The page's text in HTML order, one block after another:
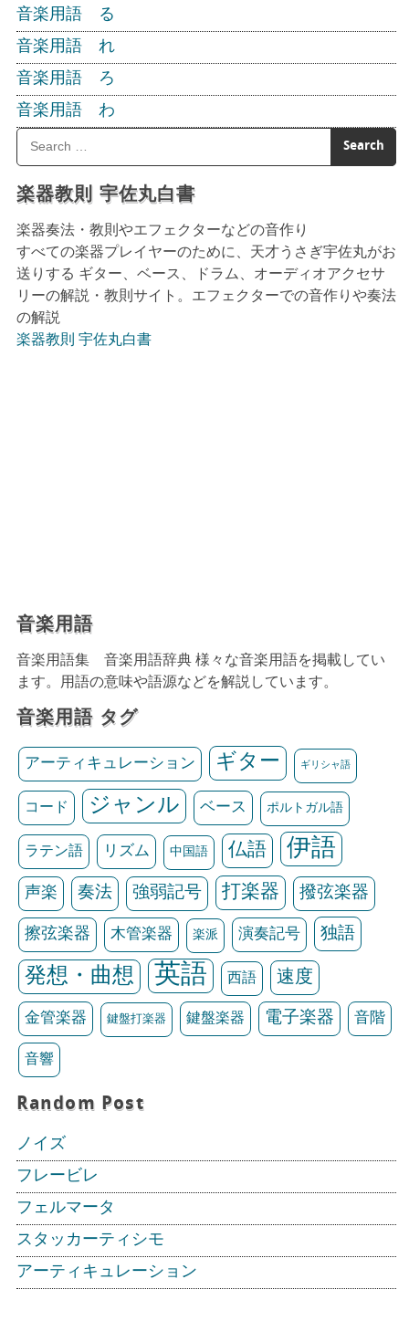
音楽用語 る
音楽用語 れ
音楽用語 ろ
音楽用語 わ
楽器教則 宇佐丸白書
楽器奏法・教則やエフェクターなどの音作り
すべての楽器プレイヤーのために、天才うさぎ宇佐丸がお
送りする ギター、ベース、ドラム、オーディオアクセサ
リーの解説・教則サイト。エフェクターでの音作りや奏法
の解説
楽器教則 宇佐丸白書
音楽用語
音楽用語集 音楽用語辞典 様々な音楽用語を掲載してい
ます。用語の意味や語源などを解説しています。
音楽用語 タグ
アーティキュレーション ギター ギリシャ語
コード ジャンル ベース ポルトガル語
ラテン語 リズム 中国語 仏語 伊語
声楽 奏法 強弱記号 打楽器 撥弦楽器
擦弦楽器 木管楽器 楽派 演奏記号 独語
発想・曲想 英語 西語 速度
金管楽器 鍵盤打楽器 鍵盤楽器 電子楽器 音階
音響
Random Post
ノイズ
フレービレ
フェルマータ
スタッカーティシモ
アーティキュレーション